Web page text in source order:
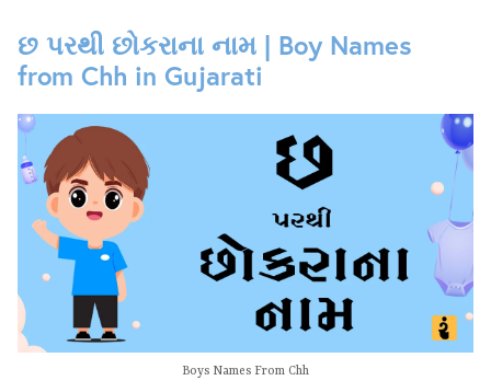
છ પરથી છોકરાના નામ | Boy Names
from Chh in Gujarati
Boys Names From Chh